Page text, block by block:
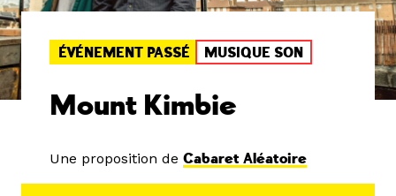
ÉVÉNEMENT PASSÉ MUSIQUE SON
Mount Kimbie
Une proposition de Cabaret Aléatoire